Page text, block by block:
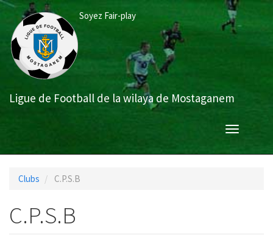
Aller
contenu
principal
Ligue de Football de la wilaya de Mostaganem
Soyez Fair-play
Toggle
Clubs C.P.S.B
C.P.S.B